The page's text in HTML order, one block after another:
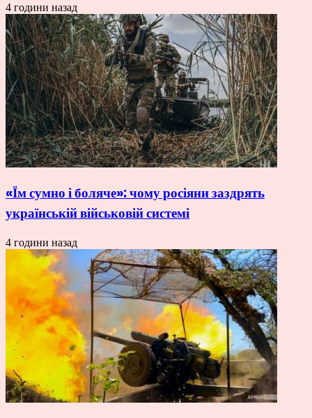
4 години назад
«Їм сумно і боляче»: чому росіяни заздрять
українській військовій системі
4 години назад